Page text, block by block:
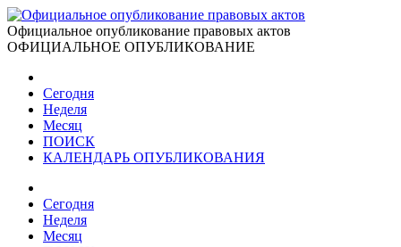
Официальное опубликование правовых актов
ОФИЦИАЛЬНОЕ ОПУБЛИКОВАНИЕ
Сегодня
Неделя
Месяц
ПОИСК
КАЛЕНДАРЬ ОПУБЛИКОВАНИЯ
Сегодня
Неделя
Месяц